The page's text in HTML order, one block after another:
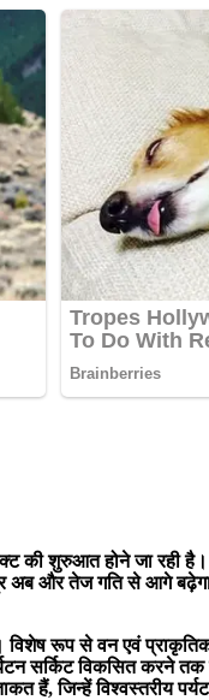
की शुरुआत होने जा रही
अब और तेज गति से आगे
रूप से वन एवं प्राकृतिक
सर्किट विकसित करने
हैं, जिन्हें विश्वस्तरीय